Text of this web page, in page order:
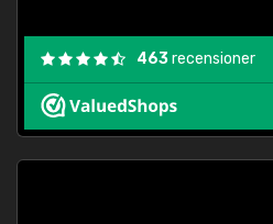
463recensioner